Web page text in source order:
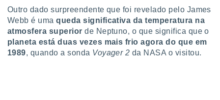
estudos
Outro dado surpreendente que foi revelado pelo James
Webb é umaqueda significativa da temperatura na
atmosfera superiorde Neptuno, o que significa que o
planeta está duas vezes mais frio agora do que em
1989, quando a sonda Voyager 2 da NASA o visitou.